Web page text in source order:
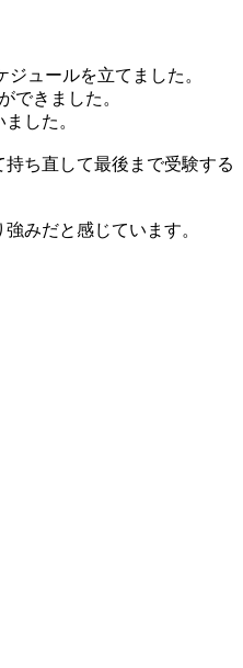
ュールを立てました。
できました。
した。
ち直して最後まで受験する
みだと感じています。